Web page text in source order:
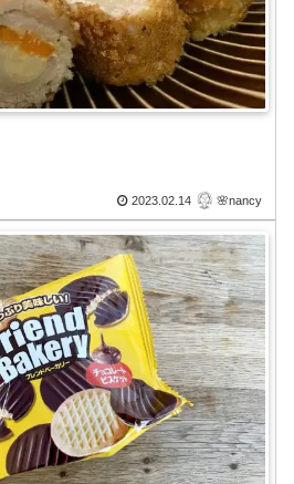
2023.02.14 🌸nancy